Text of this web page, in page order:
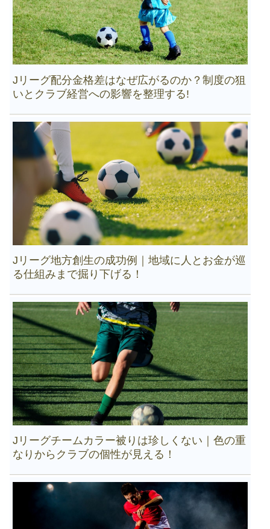
Jリーグ配分金格差はなぜ広がるのか？制度の狙
いとクラブ経営への影響を整理する!
Jリーグ地方創生の成功例｜地域に人とお金が巡
る仕組みまで掘り下げる！
Jリーグチームカラー被りは珍しくない｜色の重
なりからクラブの個性が見える！